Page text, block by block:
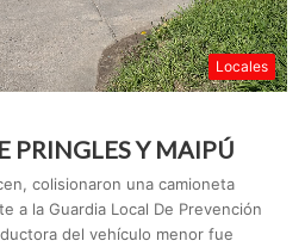
Locales
PRINGLES Y MAIPÚ
colisionaron una camioneta
a la Guardia Local De Prevención
del vehículo menor fue